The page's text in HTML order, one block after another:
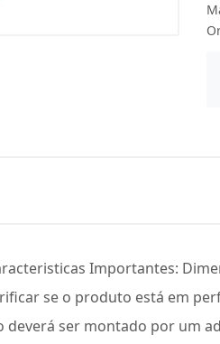
Importantes:
se o produto está em
ser montado por um